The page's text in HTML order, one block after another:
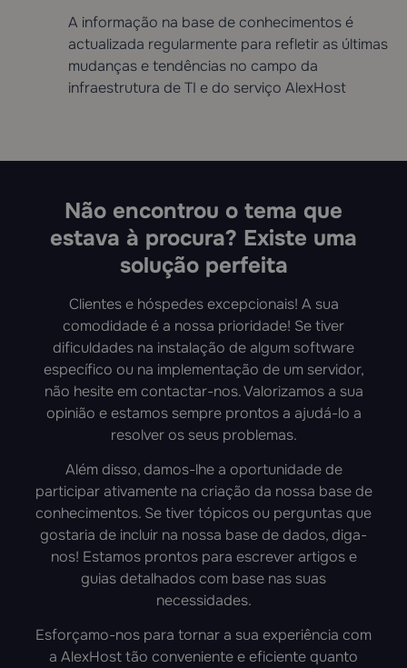
A informação na base de conhecimentos é
actualizada regularmente para refletir as últimas
mudanças e tendências no campo da
infraestrutura de TI e do serviço AlexHost
Não encontrou o tema que
estava à procura? Existe uma
solução perfeita
Clientes e hóspedes excepcionais! A sua
comodidade é a nossa prioridade! Se tiver
dificuldades na instalação de algum software
específico ou na implementação de um servidor,
não hesite em contactar-nos. Valorizamos a sua
opinião e estamos sempre prontos a ajudá-lo a
resolver os seus problemas.
Além disso, damos-lhe a oportunidade de
participar ativamente na criação da nossa base de
conhecimentos. Se tiver tópicos ou perguntas que
gostaria de incluir na nossa base de dados, diga-
nos! Estamos prontos para escrever artigos e
guias detalhados com base nas suas
necessidades.
Esforçamo-nos para tornar a sua experiência com
a AlexHost tão conveniente e eficiente quanto